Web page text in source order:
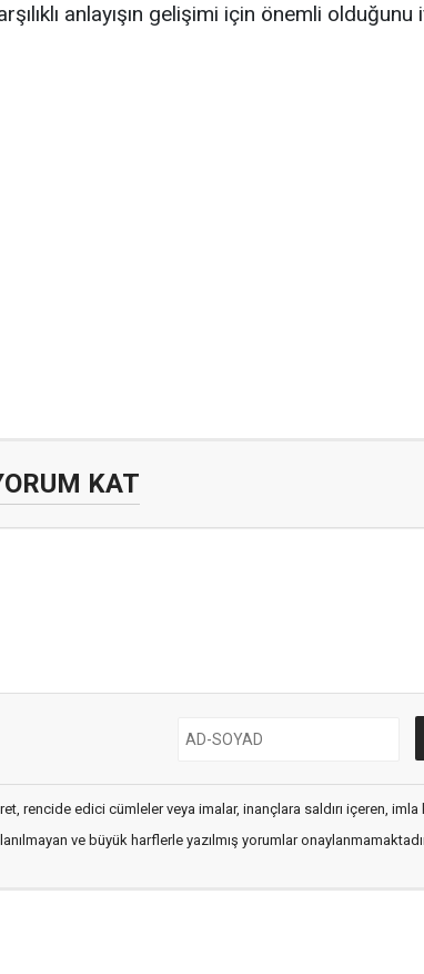
anlayışın gelişimi için önemli
KAT
rencide edici cümleler veya imalar, inançlara saldırı içeren, imla
ve büyük harflerle yazılmış yorumlar